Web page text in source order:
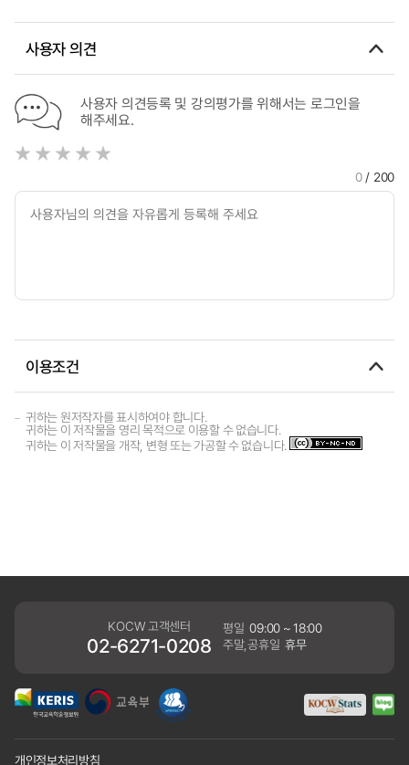
in the Construction Stage
사용자 의견
사용자 의견등록 및 강의평가를 위해서는 로그인을
해주세요.
0/ 200
이용조건
귀하는 원저작자를 표시하여야 합니다.
귀하는 이 저작물을 영리 목적으로 이용할 수 없습니다.
귀하는 이 저작물을 개작, 변형 또는 가공할 수 없습니다.
KOCW 고객센터
02-6271-0208
평일 09:00 ~ 18:00
주말,공휴일 휴무
개인정보처리방침